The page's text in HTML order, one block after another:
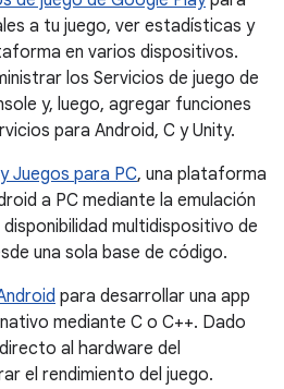
a tu juego, ver estadísticas y
en varios dispositivos.
los Servicios de juego de
y, luego, agregar funciones
para Android, C y Unity.
Juegos para PC, una plataforma
a PC mediante la emulación
multidispositivo de
una sola base de código.
para desarrollar una app
mediante C o C++. Dado
al hardware del
el rendimiento del juego.